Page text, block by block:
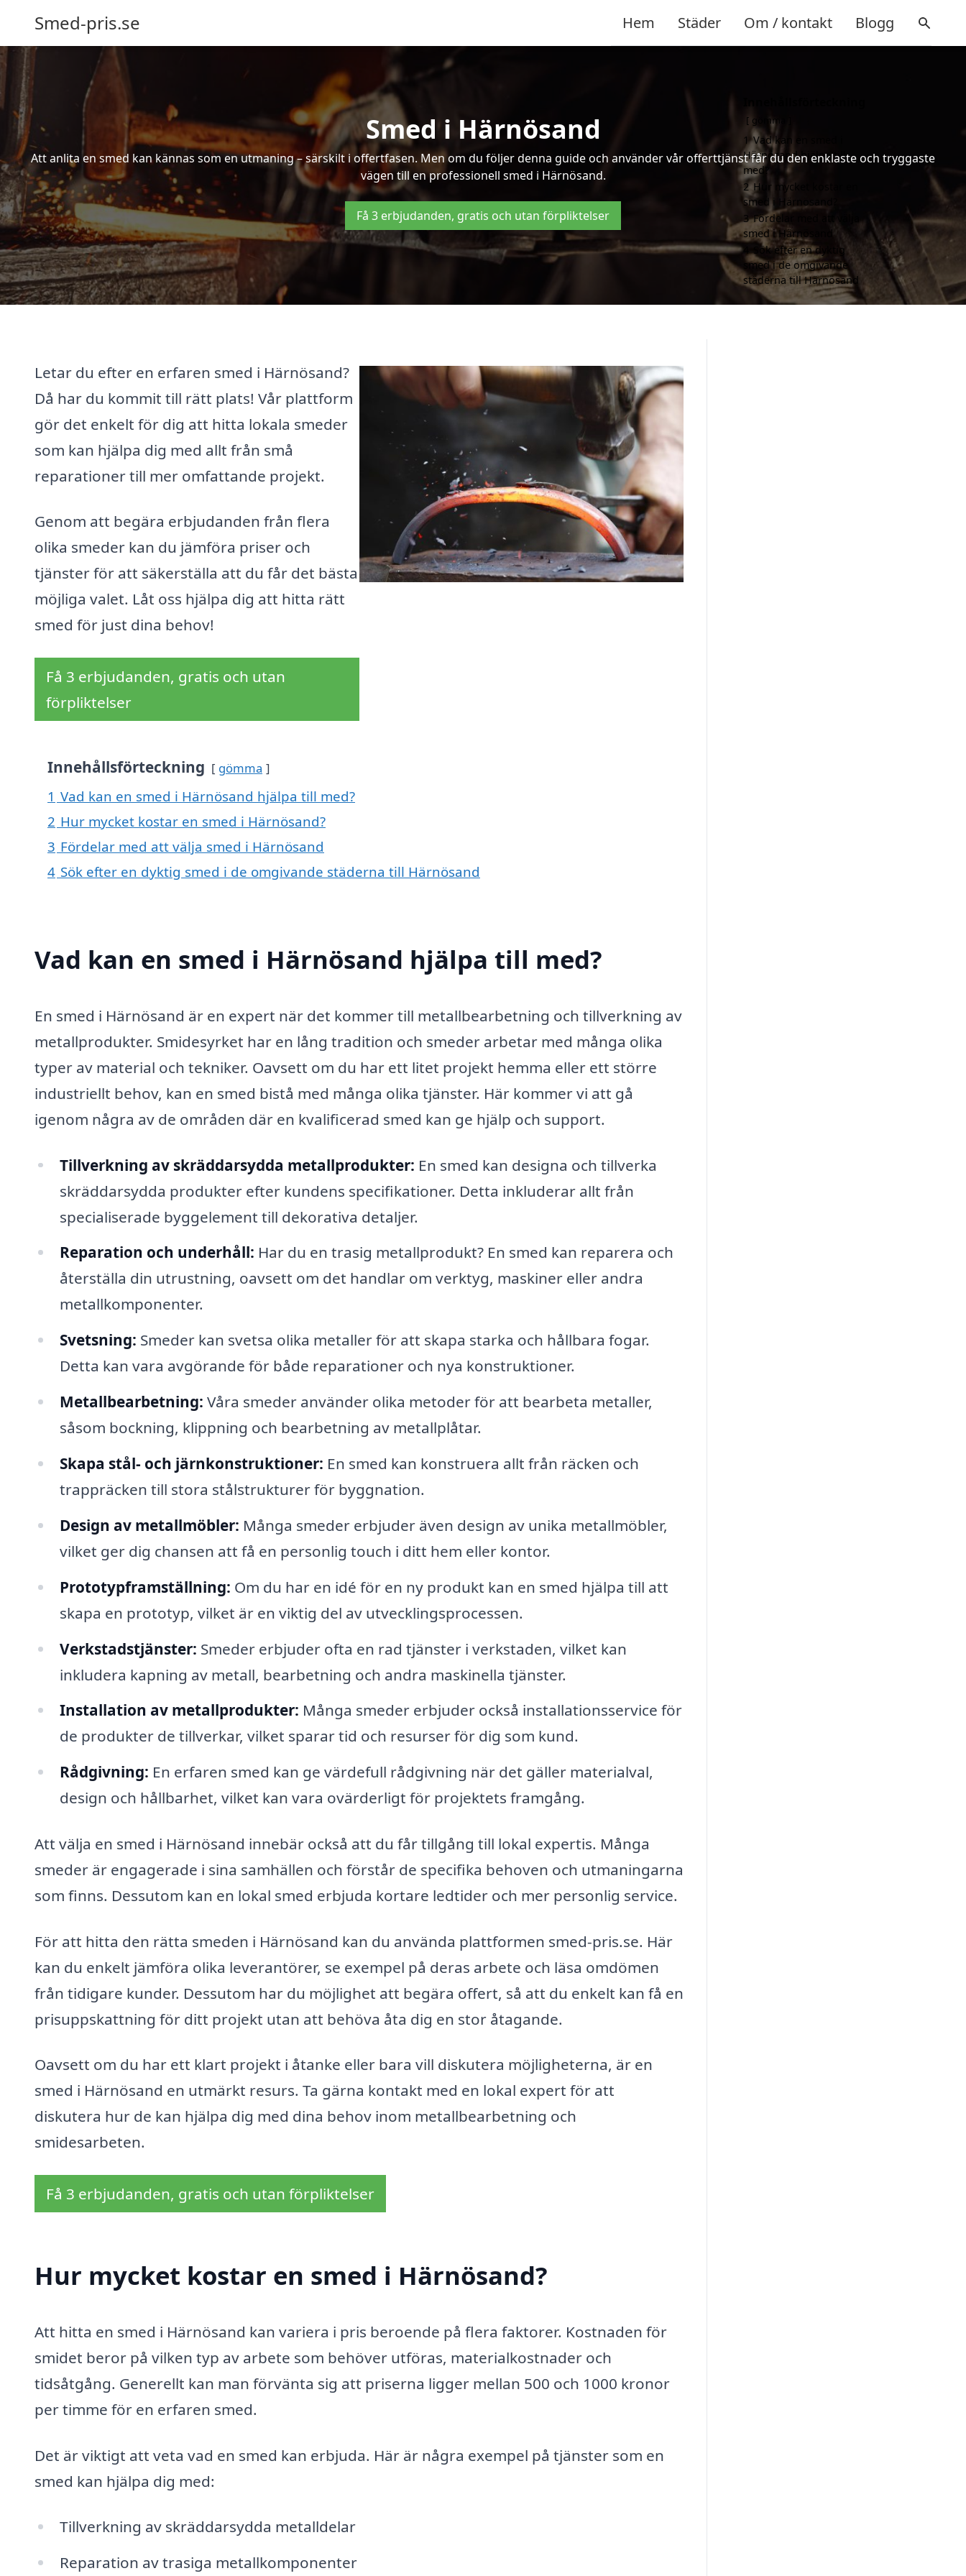
Smed-pris.se Hem Städer Om / kontakt Blogg
Smed i Härnösand
Att anlita en smed kan kännas som en utmaning – särskilt i offertfasen. Men om du följer denna guide och använder vår offerttjänst får du den enklaste och tryggaste
vägen till en professionell smed i Härnösand.
Få 3 erbjudanden, gratis och utan förpliktelser
Letar du efter en erfaren smed i Härnösand?
Då har du kommit till rätt plats! Vår plattform
gör det enkelt för dig att hitta lokala smeder
som kan hjälpa dig med allt från små
reparationer till mer omfattande projekt.
Genom att begära erbjudanden från flera
olika smeder kan du jämföra priser och
tjänster för att säkerställa att du får det bästa
möjliga valet. Låt oss hjälpa dig att hitta rätt
smed för just dina behov!
Få 3 erbjudanden, gratis och utan
förpliktelser
Innehållsförteckning gömma
1 Vad kan en smed i Härnösand hjälpa till med?
2 Hur mycket kostar en smed i Härnösand?
3 Fördelar med att välja smed i Härnösand
4 Sök efter en dyktig smed i de omgivande städerna till Härnösand
Vad kan en smed i Härnösand hjälpa till med?
En smed i Härnösand är en expert när det kommer till metallbearbetning och tillverkning av
metallprodukter. Smidesyrket har en lång tradition och smeder arbetar med många olika
typer av material och tekniker. Oavsett om du har ett litet projekt hemma eller ett större
industriellt behov, kan en smed bistå med många olika tjänster. Här kommer vi att gå
igenom några av de områden där en kvalificerad smed kan ge hjälp och support.
Tillverkning av skräddarsydda metallprodukter: En smed kan designa och tillverka
skräddarsydda produkter efter kundens specifikationer. Detta inkluderar allt från
specialiserade byggelement till dekorativa detaljer.
Reparation och underhåll: Har du en trasig metallprodukt? En smed kan reparera och
återställa din utrustning, oavsett om det handlar om verktyg, maskiner eller andra
metallkomponenter.
Svetsning: Smeder kan svetsa olika metaller för att skapa starka och hållbara fogar.
Detta kan vara avgörande för både reparationer och nya konstruktioner.
Metallbearbetning: Våra smeder använder olika metoder för att bearbeta metaller,
såsom bockning, klippning och bearbetning av metallplåtar.
Skapa stål- och järnkonstruktioner: En smed kan konstruera allt från räcken och
trappräcken till stora stålstrukturer för byggnation.
Design av metallmöbler: Många smeder erbjuder även design av unika metallmöbler,
vilket ger dig chansen att få en personlig touch i ditt hem eller kontor.
Prototypframställning: Om du har en idé för en ny produkt kan en smed hjälpa till att
skapa en prototyp, vilket är en viktig del av utvecklingsprocessen.
Verkstadstjänster: Smeder erbjuder ofta en rad tjänster i verkstaden, vilket kan
inkludera kapning av metall, bearbetning och andra maskinella tjänster.
Installation av metallprodukter: Många smeder erbjuder också installationsservice för
de produkter de tillverkar, vilket sparar tid och resurser för dig som kund.
Rådgivning: En erfaren smed kan ge värdefull rådgivning när det gäller materialval,
design och hållbarhet, vilket kan vara ovärderligt för projektets framgång.
Att välja en smed i Härnösand innebär också att du får tillgång till lokal expertis. Många
smeder är engagerade i sina samhällen och förstår de specifika behoven och utmaningarna
som finns. Dessutom kan en lokal smed erbjuda kortare ledtider och mer personlig service.
För att hitta den rätta smeden i Härnösand kan du använda plattformen smed-pris.se. Här
kan du enkelt jämföra olika leverantörer, se exempel på deras arbete och läsa omdömen
från tidigare kunder. Dessutom har du möjlighet att begära offert, så att du enkelt kan få en
prisuppskattning för ditt projekt utan att behöva åta dig en stor åtagande.
Oavsett om du har ett klart projekt i åtanke eller bara vill diskutera möjligheterna, är en
smed i Härnösand en utmärkt resurs. Ta gärna kontakt med en lokal expert för att
diskutera hur de kan hjälpa dig med dina behov inom metallbearbetning och
smidesarbeten.
Få 3 erbjudanden, gratis och utan förpliktelser
Hur mycket kostar en smed i Härnösand?
Att hitta en smed i Härnösand kan variera i pris beroende på flera faktorer. Kostnaden för
smidet beror på vilken typ av arbete som behöver utföras, materialkostnader och
tidsåtgång. Generellt kan man förvänta sig att priserna ligger mellan 500 och 1000 kronor
per timme för en erfaren smed.
Det är viktigt att veta vad en smed kan erbjuda. Här är några exempel på tjänster som en
smed kan hjälpa dig med:
Tillverkning av skräddarsydda metalldelar
Reparation av trasiga metallkomponenter
gömma
1 Vad kan en smed i
Härnösand hjälpa till
med?
2 Hur mycket kostar en
smed i Härnösand?
3 Fördelar med att välja
smed i Härnösand
Sök efter en dyktig
smed i de omgivande
städerna till Härnösand